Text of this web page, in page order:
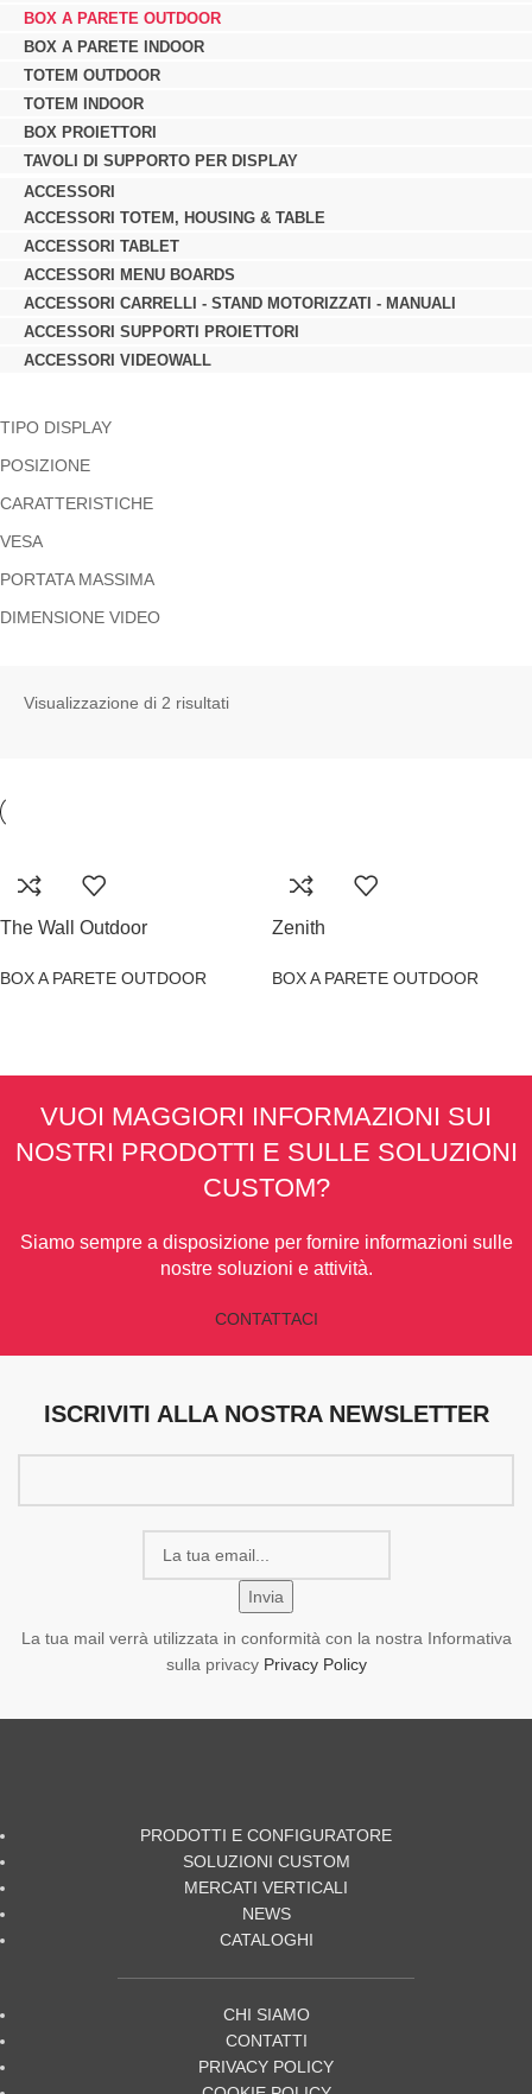
BOX A PARETE OUTDOOR
BOX A PARETE INDOOR
TOTEM OUTDOOR
TOTEM INDOOR
BOX PROIETTORI
TAVOLI DI SUPPORTO PER DISPLAY
ACCESSORI
ACCESSORI TOTEM, HOUSING & TABLE
ACCESSORI TABLET
ACCESSORI MENU BOARDS
ACCESSORI CARRELLI - STAND MOTORIZZATI - MANUALI
ACCESSORI SUPPORTI PROIETTORI
ACCESSORI VIDEOWALL
TIPO DISPLAY
POSIZIONE
CARATTERISTICHE
VESA
PORTATA MASSIMA
DIMENSIONE VIDEO
Visualizzazione di 2 risultati
The Wall Outdoor
BOX A PARETE OUTDOOR
Zenith
BOX A PARETE OUTDOOR
VUOI MAGGIORI INFORMAZIONI SUI
NOSTRI PRODOTTI E SULLE SOLUZIONI
CUSTOM?
Siamo sempre a disposizione per fornire informazioni sulle
nostre soluzioni e attività.
CONTATTACI
ISCRIVITI ALLA NOSTRA NEWSLETTER
La tua mail verrà utilizzata in conformità con la nostra Informativa
sulla privacy Privacy Policy
PRODOTTI E CONFIGURATORE
SOLUZIONI CUSTOM
MERCATI VERTICALI
NEWS
CATALOGHI
CHI SIAMO
CONTATTI
PRIVACY POLICY